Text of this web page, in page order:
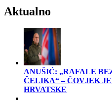
Aktualno
ANUŠIĆ: „RAFALE
ČELIKA“ – ČOVJEK
HRVATSKE